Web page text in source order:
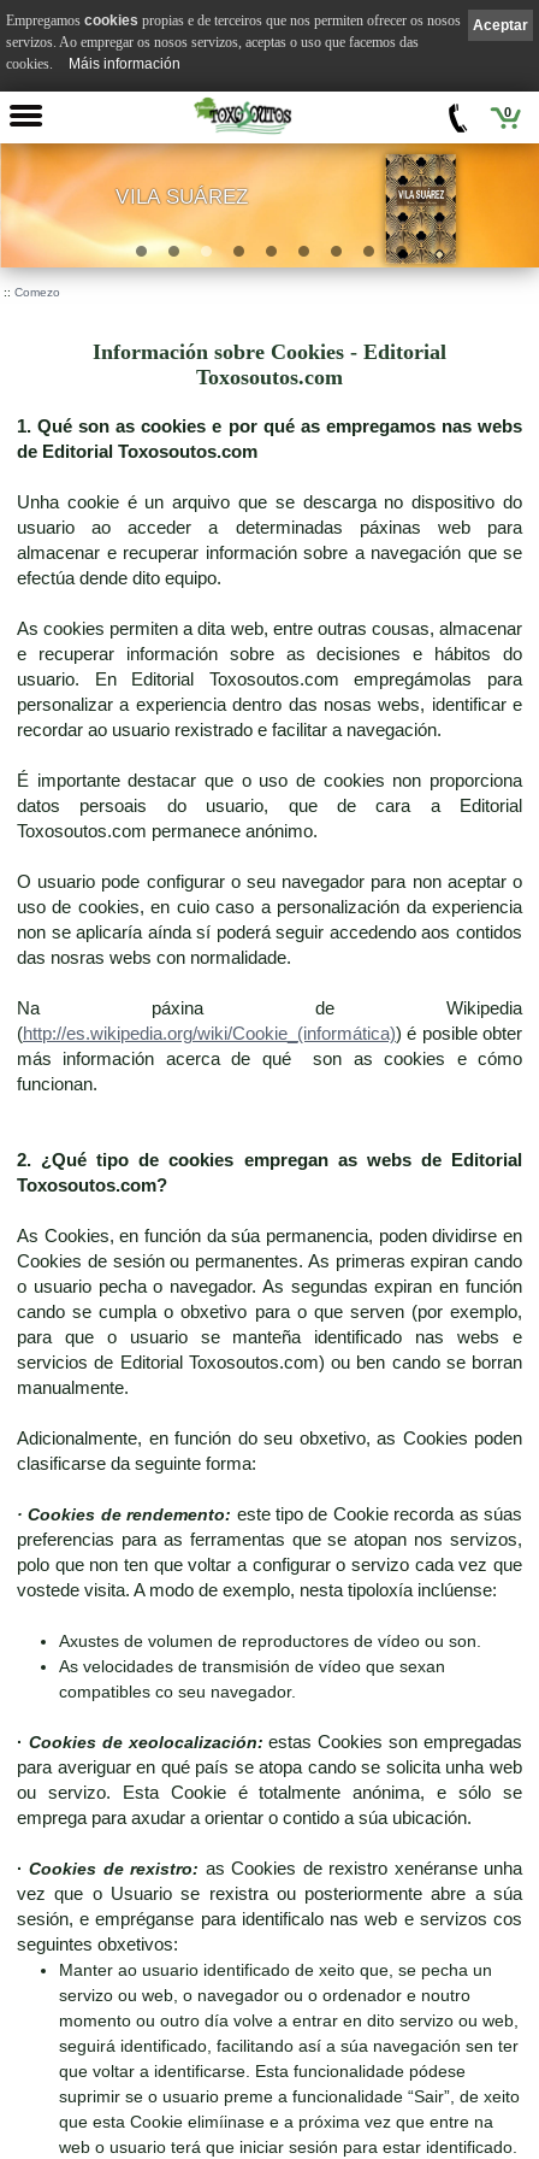
0
VILA SUÁREZ
:: Comezo
Información sobre Cookies - Editorial
Toxosoutos.com
1. Qué son as cookies e por qué as empregamos nas webs
de Editorial Toxosoutos.com
Unha cookie é un arquivo que se descarga no dispositivo do
usuario ao acceder a determinadas páxinas web para
almacenar e recuperar información sobre a navegación que se
efectúa dende dito equipo.
As cookies permiten a dita web, entre outras cousas, almacenar
e recuperar información sobre as decisiones e hábitos do
usuario. En Editorial Toxosoutos.com empregámolas para
personalizar a experiencia dentro das nosas webs, identificar e
recordar ao usuario rexistrado e facilitar a navegación.
É importante destacar que o uso de cookies non proporciona
datos persoais do usuario, que de cara a Editorial
Toxosoutos.com permanece anónimo.
O usuario pode configurar o seu navegador para non aceptar o
uso de cookies, en cuio caso a personalización da experiencia
non se aplicaría aínda sí poderá seguir accedendo aos contidos
das nosras webs con normalidade.
Na páxina de Wikipedia
(http://es.wikipedia.org/wiki/Cookie_(informática)) é posible obter
más información acerca de qué son as cookies e cómo
funcionan.
2. ¿Qué tipo de cookies empregan as webs de
Editorial
Toxosoutos.com?
As Cookies, en función da súa permanencia, poden dividirse en
Cookies de sesión ou permanentes. As primeras expiran cando
o usuario pecha o navegador. As segundas expiran en función
cando se cumpla o obxetivo para o que serven (por exemplo,
para que o usuario se manteña identificado nas webs e
servicios de Editorial Toxosoutos.com) ou ben cando se borran
manualmente.
Adicionalmente, en función do seu obxetivo, as Cookies poden
clasificarse da seguinte forma:
· Cookies de rendemento: este tipo de Cookie recorda as súas
preferencias para as ferramentas que se atopan nos servizos,
polo que non ten que voltar a configurar o servizo cada vez que
vostede visita. A modo de exemplo, nesta tipoloxía inclúense:
Axustes de volumen de reproductores de vídeo ou son.
As velocidades de transmisión de vídeo que sexan
compatibles co seu navegador.
· Cookies de xeolocalización: estas Cookies son empregadas
para averiguar en qué país se atopa cando se solicita unha web
ou servizo. Esta Cookie é totalmente anónima, e sólo se
emprega para axudar a orientar o contido a súa ubicación.
·Cookies de rexistro: as Cookies de rexistro xenéranse unha
vez que o Usuario se rexistra ou posteriormente abre a súa
sesión, e empréganse para identificalo nas web e servizos cos
seguintes obxetivos:
Manter ao usuario identificado de xeito que, se pecha un
servizo ou web, o navegador ou o ordenador e noutro
momento ou outro día volve a entrar en dito servizo ou web,
seguirá identificado, facilitando así a súa navegación sen ter
que voltar a identificarse. Esta funcionalidade pódese
suprimir se o usuario preme a funcionalidade “Sair”, de xeito
que esta Cookie elimíinase e a próxima vez que entre na
web o usuario terá que iniciar sesión para estar identificado.
Aceptar
Empregamos cookies propias e de terceiros que nos permiten ofrecer os nosos
servizos. Ao empregar os nosos servizos, aceptas o uso que facemos das
cookies.
Máis información